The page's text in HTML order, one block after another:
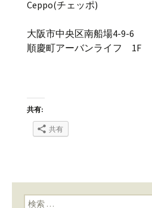
Ceppo(チェッポ)
大阪市中央区南船場4-9-6
順慶町アーバンライフ 1F
共有:
共有
検索: